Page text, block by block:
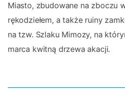
Miasto, zbudowane na zboczu
rękodziełem, a także ruiny
na tzw. Szlaku Mimozy, na
marca kwitną drzewa akacji.